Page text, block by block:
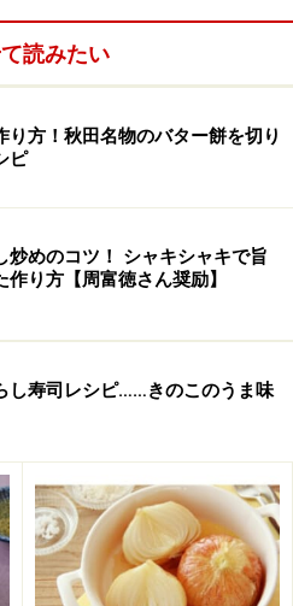
けてきたら箸を差し込んでひ
重ねておく。
ホイップする。缶詰の洋ナ
プで包む。（お好みで、仕上
いので、油は流し入れるの
で フライパンを拭く」程度に
フライパンであれば、最初
をつけなくても焼けます。
き豆乳うどん」 レシピはこ
読みたい
り方！秋田名物のバター餅を切り
ピ
炒めのコツ！ シャキシャキで旨
作り方【周富徳さん奨励】
し寿司レシピ……きのこのうま味